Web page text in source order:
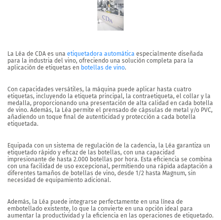
La Léa de CDA es una etiquetadora automática especialmente diseñada
para la industria del vino, ofreciendo una solución completa para la
aplicación de etiquetas en botellas de vino.
Con capacidades versátiles, la máquina puede aplicar hasta cuatro
etiquetas, incluyendo la etiqueta principal, la contraetiqueta, el collar y la
medalla, proporcionando una presentación de alta calidad en cada botella
de vino. Además, la Léa permite el prensado de cápsulas de metal y/o PVC,
añadiendo un toque final de autenticidad y protección a cada botella
etiquetada.
Equipada con un sistema de regulación de la cadencia, la Léa garantiza un
etiquetado rápido y eficaz de las botellas, con una capacidad
impresionante de hasta 2.000 botellas por hora. Esta eficiencia se combina
con una facilidad de uso excepcional, permitiendo una rápida adaptación a
diferentes tamaños de botellas de vino, desde 1/2 hasta Magnum, sin
necesidad de equipamiento adicional.
Además, la Léa puede integrarse perfectamente en una línea de
embotellado existente, lo que la convierte en una opción ideal para
aumentar la productividad y la eficiencia en las operaciones de etiquetado.